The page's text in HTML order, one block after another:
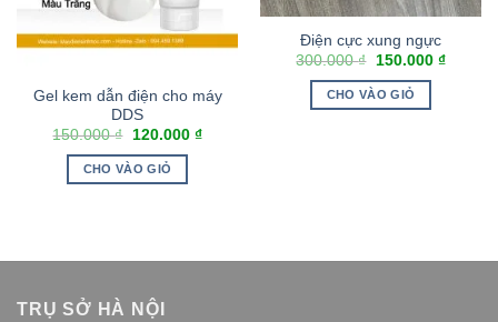
Gel kem dẫn điện cho máy
DDS
150.000₫ 120.000 ₫
CHO VÀO GIỎ
Điện cực xung ngực
300.000₫ 150.000 ₫
CHO VÀO GIỎ
TRỤ SỞ HÀ NỘI